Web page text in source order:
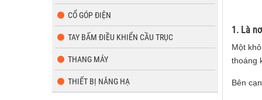
1. Là
Một
thoáng
Bên
CỔ GÓP ĐIỆN
TAY BẤM ĐIỀU KHIỂN CẦU TRỤC
THANG MÁY
THIẾT BỊ NÂNG HẠ